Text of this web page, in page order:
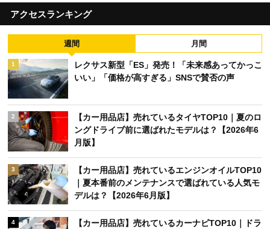
アクセスランキング
週間 月間
1
レクサス新型「ES」発売！「未来感あってかっこ
いい」「価格が高すぎる」SNSで賛否の声
2
【カー用品店】売れているタイヤTOP10｜夏のロ
ングドライブ前に選ばれたモデルは？【2026年6
月版】
3
【カー用品店】売れているエンジンオイルTOP10
｜夏本番前のメンテナンスで選ばれている人気モ
デルは？【2026年6月版】
4
【カー用品店】売れているカーナビTOP10｜ドラ